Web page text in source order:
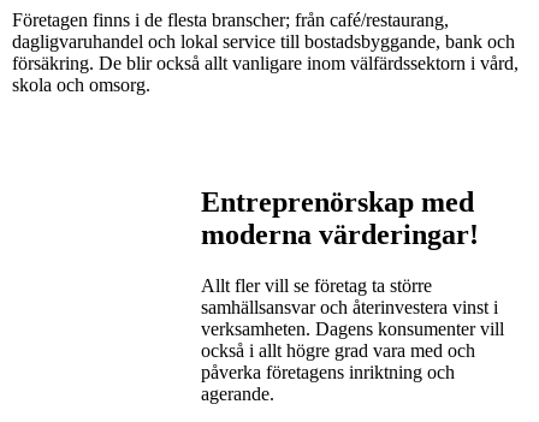
Företagen finns i de flesta branscher; från café/restaurang,
dagligvaruhandel och lokal service till bostadsbyggande, bank och
försäkring. De blir också allt vanligare inom välfärdssektorn i vård,
skola och omsorg.
Entreprenörskap med
moderna värderingar!
Allt fler vill se företag ta större
samhällsansvar och återinvestera vinst i
verksamheten. Dagens konsumenter vill
också i allt högre grad vara med och
påverka företagens inriktning och
agerande.